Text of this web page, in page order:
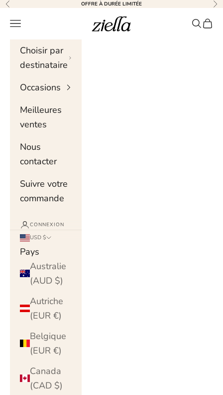
Skip to content
Précédent OFFRE À DURÉE LIMITÉE
Ziella
Menu de navigation
Choisir par
destinataire
Occasions
Meilleures
ventes
Nous
contacter
Suivre votre
commande
CONNEXION
USD $
Pays
Australie
(AUD $)
Autriche
(EUR €)
Belgique
(EUR €)
Canada
(CAD $)